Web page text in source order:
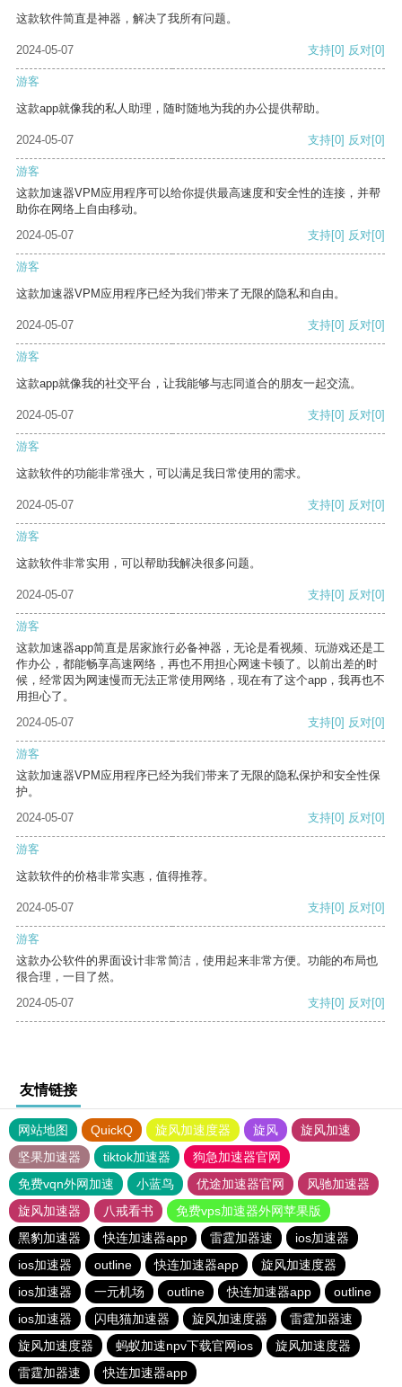
这款软件简直是神器，解决了我所有问题。
2024-05-07 支持[0] 反对[0]
游客
这款app就像我的私人助理，随时随地为我的办公提供帮助。
2024-05-07 支持[0] 反对[0]
游客
这款加速器VPM应用程序可以给你提供最高速度和安全性的连接，并帮
助你在网络上自由移动。
2024-05-07
支持[0] 反对[0]
游客
这款加速器VPM应用程序已经为我们带来了无限的隐私和自由。
2024-05-07 支持[0] 反对[0]
游客
这款app就像我的社交平台，让我能够与志同道合的朋友一起交流。
2024-05-07 支持[0] 反对[0]
游客
这款软件的功能非常强大，可以满足我日常使用的需求。
2024-05-07 支持[0] 反对[0]
游客
这款软件非常实用，可以帮助我解决很多问题。
2024-05-07 支持[0] 反对[0]
游客
这款加速器app简直是居家旅行必备神器，无论是看视频、玩游戏还是工
作办公，都能畅享高速网络，再也不用担心网速卡顿了。以前出差的时
候，经常因为网速慢而无法正常使用网络，现在有了这个app，我再也不
用担心了。
2024-05-07
支持[0] 反对[0]
游客
这款加速器VPM应用程序已经为我们带来了无限的隐私保护和安全性保
护。
2024-05-07
支持[0] 反对[0]
游客
这款软件的价格非常实惠，值得推荐。
2024-05-07 支持[0] 反对[0]
游客
这款办公软件的界面设计非常简洁，使用起来非常方便。功能的布局也
很合理，一目了然。
2024-05-07
支持[0] 反对[0]
友情链接
网站地图 QuickQ 旋风加速度器 旋风
旋风加速
坚果加速器
tiktok加速器
狗急加速器官网
免费vqn外网加速
小蓝鸟 优途加速器官网
风驰加速器
旋风加速器
八戒看书
免费vps加速器外网苹果版
黑豹加速器
快连加速器app 雷霆加器速
ios加速器
ios加速器
outline 快连加速器app
旋风加速度器
ios加速器
一元机场 outline 快连加速器app
outline
ios加速器
闪电猫加速器 旋风加速度器
雷霆加器速
旋风加速度器
蚂蚁加速npv下载官网ios
旋风加速度器
雷霆加器速
快连加速器app